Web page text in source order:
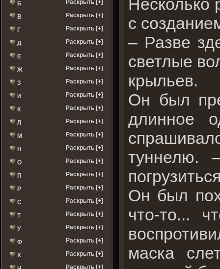
Б Раскрыть [+]
В Раскрыть [+]
Г Раскрыть [+]
Д Раскрыть [+]
Е Раскрыть [+]
Ж Раскрыть [+]
З Раскрыть [+]
И Раскрыть [+]
К Раскрыть [+]
Л Раскрыть [+]
М Раскрыть [+]
Н Раскрыть [+]
О Раскрыть [+]
П Раскрыть [+]
Р Раскрыть [+]
С Раскрыть [+]
Т Раскрыть [+]
У Раскрыть [+]
Ф Раскрыть [+]
Х Раскрыть [+]
Раскрыть [+]
с
– Разве
светлые
крыльев.
Он был
длинное
туннелю.
Он был
что-то...
маска